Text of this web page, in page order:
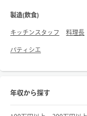
製造(飲食)
キッチンスタッフ 料理長
パティシエ
年収から探す